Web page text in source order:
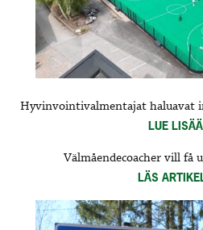
Hyvinvointivalmentajat haluavat
LUE LISÄÄ
Välmåendecoacher vill få
LÄS